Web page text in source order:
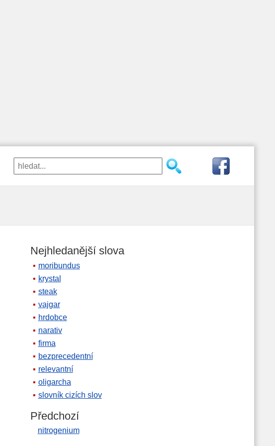
Nejhledanější slova
moribundus
krystal
steak
vajgar
hrdobce
narativ
firma
bezprecedentní
relevantní
oligarcha
slovník cizích slov
Předchozí
nitrogenium